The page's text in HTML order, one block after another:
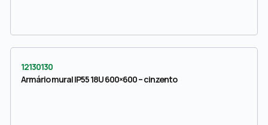
12130130
Armário mural IP55 18U 600×600 – cinzento